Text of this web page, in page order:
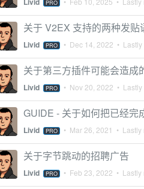
PRO
关于 V2EX 支持的两种发贴
Livid PRO • Dec 14, 2022 •
关于第三方插件可能会造成
Livid PRO • Nov 20, 2022 •
GUIDE - 关于如何把已经完
Livid PRO • Mar 26, 2021 •
关于字节跳动的招聘广告
Livid PRO • Feb 23, 2022 •